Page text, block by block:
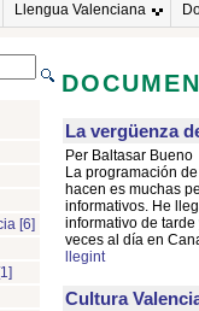
Llengua Valenciana
[6]
La vergüenza
Per Baltasar Bueno
La programación
hacen es muchas
informativos. He
informativo de
veces al día en
llegint
Cultura